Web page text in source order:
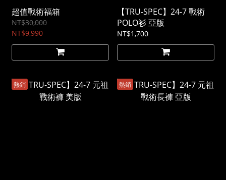
超值戰術福箱
NT$30,000
NT$9,990
【TRU-SPEC】24-7 戰術
POLO衫 亞版
NT$1,700
熱銷 熱銷